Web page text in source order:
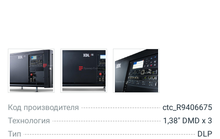
Код производителя
ctc_R9406675
Технология
1,38" DMD x 3
Тип
DLP